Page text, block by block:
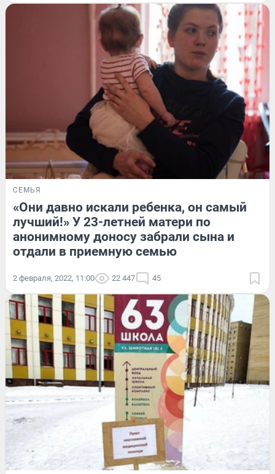
СЕМЬЯ
«Они давно искали ребенка, он самый
лучший!» У 23-летней матери по
анонимному доносу забрали сына и
отдали в приемную семью
2 февраля, 2022, 11:00 22 447 45